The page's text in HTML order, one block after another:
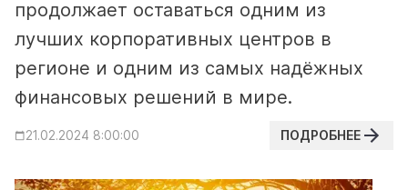
продолжает оставаться одним из
лучших корпоративных центров в
регионе и одним из самых надёжных
финансовых решений в мире.
21.02.2024 8:00:00 ПОДРОБНЕЕ